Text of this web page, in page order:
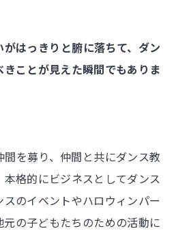
はっきりと腑に落ちて、ダン
ことが見えた瞬間でもありま
を募り、仲間と共にダンス教
格的にビジネスとしてダンス
のイベントやハロウィンパー
の子どもたちのための活動に